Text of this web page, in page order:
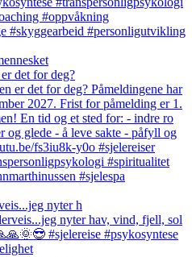
det for deg?
nyter h